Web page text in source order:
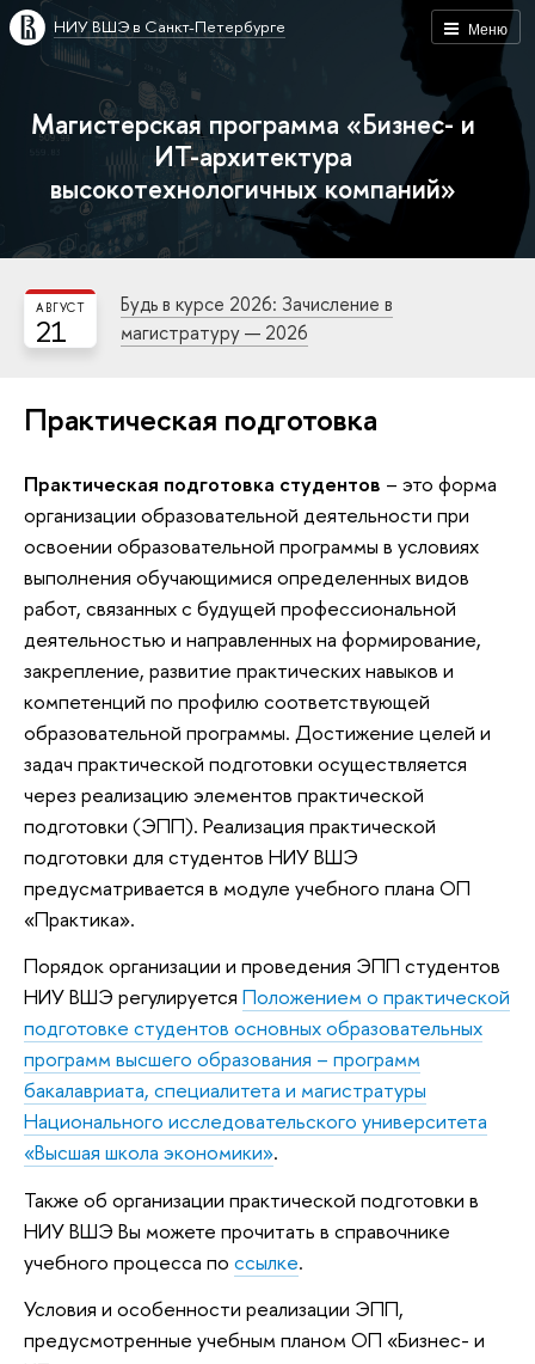
Меню
НИУ ВШЭ в Санкт-Петербурге
Магистерская программа «Бизнес- и
ИТ-архитектура
высокотехнологичных компаний»
21
АВГУСТ
Будь в курсе 2026: Зачисление в
магистратуру — 2026
Практическая подготовка
Практическая подготовка студентов – это форма
организации образовательной деятельности при
освоении образовательной программы в условиях
выполнения обучающимися определенных видов
работ, связанных с будущей профессиональной
деятельностью и направленных на формирование,
закрепление, развитие практических навыков и
компетенций по профилю соответствующей
образовательной программы. Достижение целей и
задач практической подготовки осуществляется
через реализацию элементов практической
подготовки (ЭПП). Реализация практической
подготовки для студентов НИУ ВШЭ
предусматривается в модуле учебного плана ОП
«Практика».
Порядок организации и проведения ЭПП студентов
НИУ ВШЭ регулируется Положением о практической
подготовке студентов основных образовательных
программ высшего образования – программ
бакалавриата, специалитета и магистратуры
Национального исследовательского университета
«Высшая школа экономики».
Также об организации практической подготовки в
НИУ ВШЭ Вы можете прочитать в справочнике
учебного процесса по ссылке.
Условия и особенности реализации ЭПП,
предусмотренные учебным планом ОП «Бизнес- и